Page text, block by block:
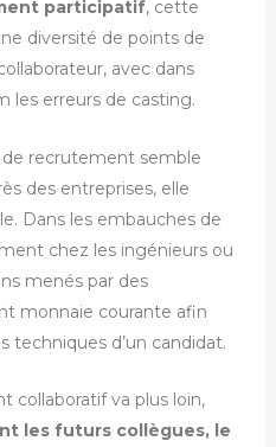
participatif, cette
diversité de points de
avec dans
les erreurs de casting.
recrutement semble
des entreprises, elle
Dans les embauches de
chez les ingénieurs ou
menés par des
monnaie courante afin
techniques d’un candidat.
collaboratif va plus loin,
les futurs collègues, le